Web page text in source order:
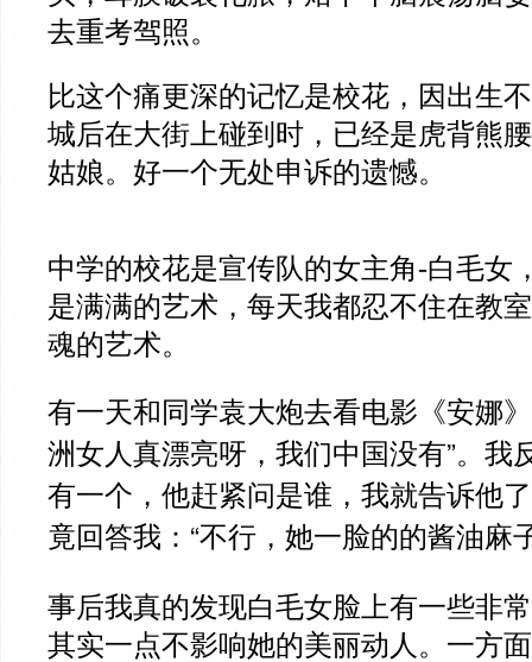
去重考驾照。
比这个痛更深的记忆是校花，因出生
城后在大街上碰到时，已经是虎背熊
姑娘。好一个无处申诉的遗憾。
中学的校花是宣传队的女主角-白毛女
是满满的艺术，每天我都忍不住在教
魂的艺术。
有一天和同学袁大炮去看电影《安娜
洲女人真漂亮呀，我们中国没有”。我
有一个，他赶紧问是谁，我就告诉他
竟回答我：“不行，她一脸的的酱油麻
事后我真的发现白毛女脸上有一些非
其实一点不影响她的美丽动人。一方